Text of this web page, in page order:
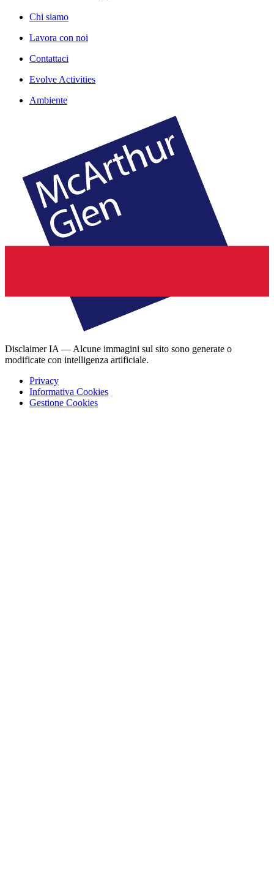
Chi siamo
Lavora con noi
Contattaci
Evolve Activities
Ambiente
Disclaimer IA — Alcune immagini sul sito sono generate o
modificate con intelligenza artificiale.
Privacy
Informativa Cookies
Gestione Cookies